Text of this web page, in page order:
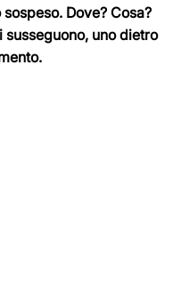
Dove? Cosa?
uno dietro